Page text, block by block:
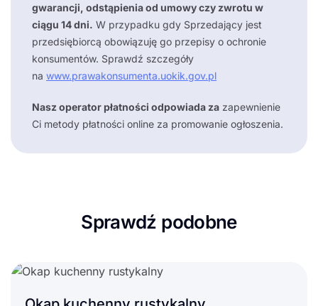
gwarancji, odstąpienia od umowy czy zwrotu w
ciągu 14 dni. W przypadku gdy Sprzedający jest
przedsiębiorcą obowiązuję go przepisy o ochronie
konsumentów. Sprawdź szczegóły
na www.prawakonsumenta.uokik.gov.pl
Nasz operator płatności odpowiada za zapewnienie
Ci metody płatności online za promowanie ogłoszenia.
Sprawdź podobne